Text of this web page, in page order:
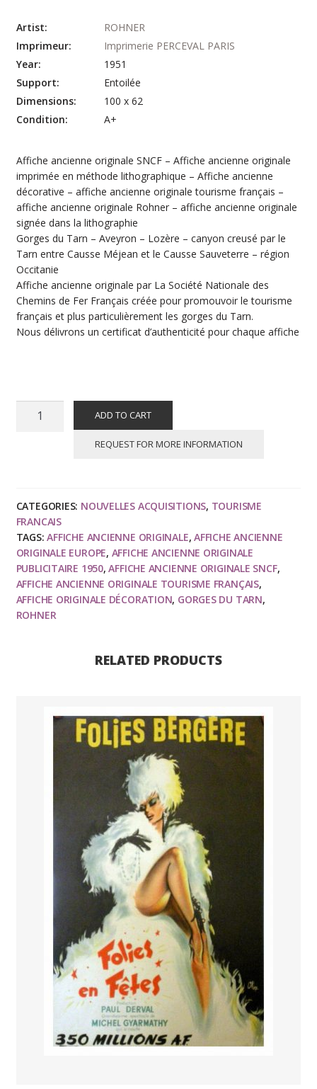
Artist:
ROHNER
Imprimeur:
Imprimerie PERCEVAL PARIS
Year:
1951
Support:
Entoilée
Dimensions:
100 x 62
Condition:
A+
Affiche ancienne originale SNCF – Affiche ancienne originale
imprimée en méthode lithographique – Affiche ancienne
décorative – affiche ancienne originale tourisme français –
affiche ancienne originale Rohner – affiche ancienne originale
signée dans la lithographie
Gorges du Tarn – Aveyron – Lozère – canyon creusé par le
Tarn entre Causse Méjean et le Causse Sauveterre – région
Occitanie
Affiche ancienne originale par La Société Nationale des
Chemins de Fer Français créée pour promouvoir le tourisme
français et plus particulièrement les gorges du Tarn.
Nous délivrons un certificat d’authenticité pour chaque affiche
ROHNER
SNCF,
affiche
originale
publicitaire
1951
quantity
ADD TO CART
REQUEST FOR MORE INFORMATION
CATEGORIES: NOUVELLES ACQUISITIONS, TOURISME
FRANCAIS
TAGS:AFFICHE ANCIENNE ORIGINALE,AFFICHE ANCIENNE
ORIGINALE EUROPE, AFFICHE ANCIENNE ORIGINALE
PUBLICITAIRE 1950,AFFICHE ANCIENNE ORIGINALE SNCF,
AFFICHE ANCIENNE ORIGINALE TOURISME FRANÇAIS,
AFFICHE ORIGINALE DÉCORATION, GORGES DU TARN,
ROHNER
RELATED PRODUCTS